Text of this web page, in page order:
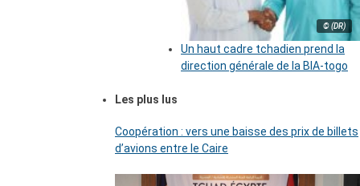
© (DR)
Un haut cadre tchadien prend la
direction générale de la BIA-togo
Les plus lus
Coopération : vers une baisse des prix de billets
d’avions entre le Caire